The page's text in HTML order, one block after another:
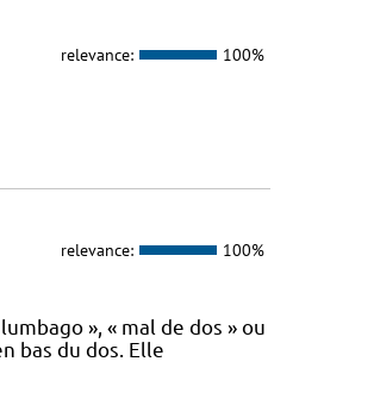
relevance: 100%
relevance: 100%
», « mal de dos » ou
bas du dos. Elle